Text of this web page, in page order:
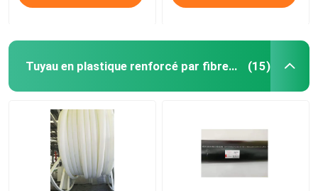
Tuyau en plastique renforcé par fibre de verre (15)